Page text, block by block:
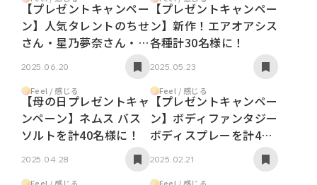
【プレゼントキャンペー
ン】人気タレントのちせ
さん・星乃夢奈さん・お
さきさんプロデュースの
新作香水を計30名様
に！
2025.06.20
【プレゼントキャンペー
ン】新作！エアオアシス
各種計30名様に！
2025.05.23
Feel / 感じる
【母の日プレゼントキャ
ンペーン】ネムス バス
ソルトを計40名様に！
2025.04.28
Feel / 感じる
【プレゼントキャンペー
ン】ボディファンタジー
ボディスプレーを計40
2025.02.21